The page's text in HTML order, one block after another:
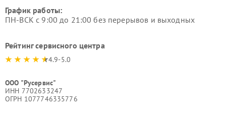
График работы:
ПН-ВСК с 9:00 до 21:00 без перерывов и выходных
Рейтинг сервисного центра
4.9-5.0
ООО "Русервис"
ИНН 7702633247
ОГРН 1077746335776